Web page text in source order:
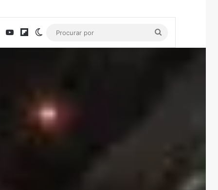
YouTubeFlipboardSwitch skin
por